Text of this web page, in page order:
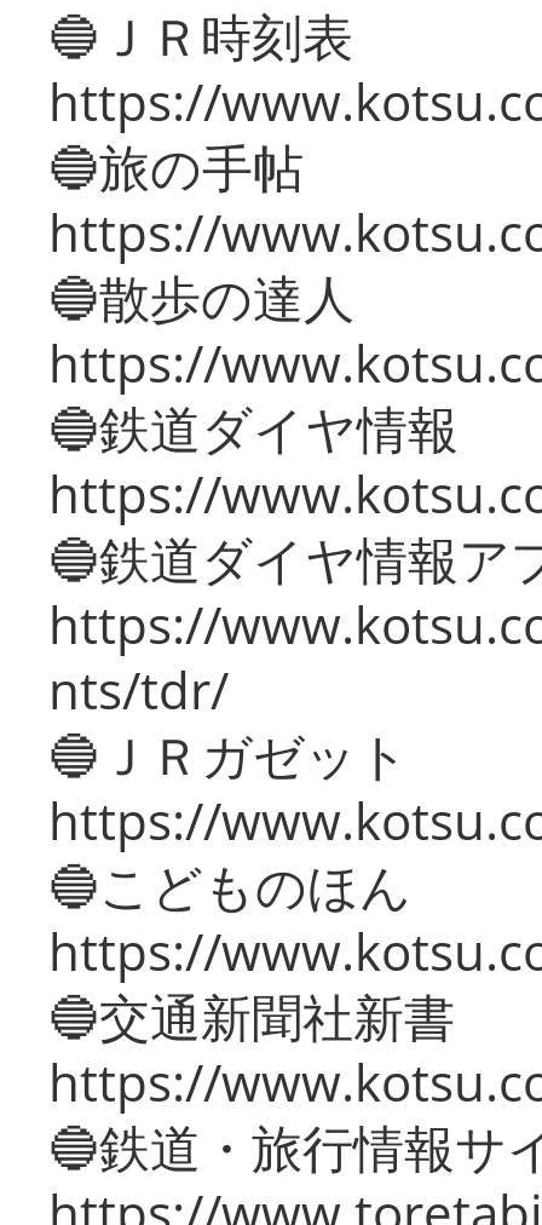
🔵ＪＲ時刻表
https://
🔵旅の手帖
https://
🔵散歩の達人
https://
🔵鉄道ダイヤ情報
https://
🔵鉄道ダイヤ情報ア
https://
nts/tdr/
🔵ＪＲガゼット
https://
🔵こどものほん
https://
🔵交通新聞社新書
https://
🔵鉄道・旅行情報サ